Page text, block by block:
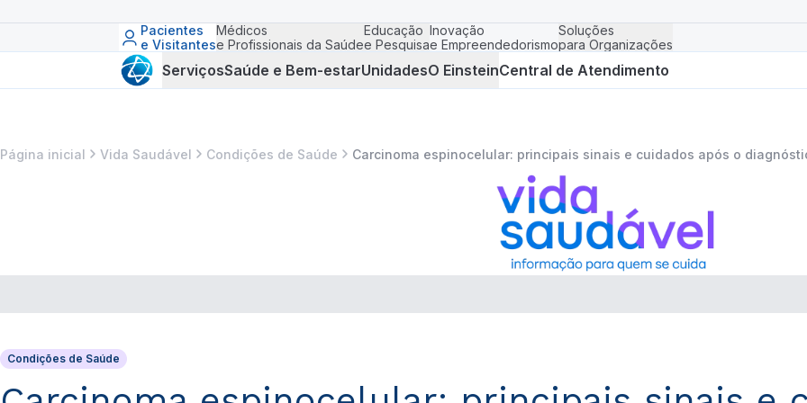
Pacientes
e Visitantes
Médicos
e Profissionais da Saúde
Educação
e Pesquisa
Inovação
e Empreendedorismo
Soluções
para Organizações
ServiçosSaúde e Bem-estarUnidadesO EinsteinCentral de Atendimento
Página inicial Vida Saudável Condições de Saúde Carcinoma espinocelular: principais sinais e cuidados após o
Condições de Saúde